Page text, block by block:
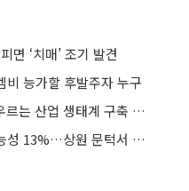
면 ‘치매’ 조기 발견
비 능가할 후발주자 누구
한국에자이, 치매 진단·치료 아우르는 산업 생태계 구축 나서
美 클래리티 법안 연내 통과 가능성 13%…상원 문턱서 제동